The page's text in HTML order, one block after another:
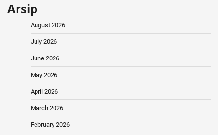
Arsip
August 2026
July 2026
June 2026
May 2026
April 2026
March 2026
February 2026